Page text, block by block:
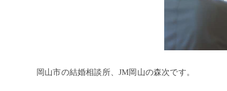
岡山市の結婚相談所、JM岡山の森次です。